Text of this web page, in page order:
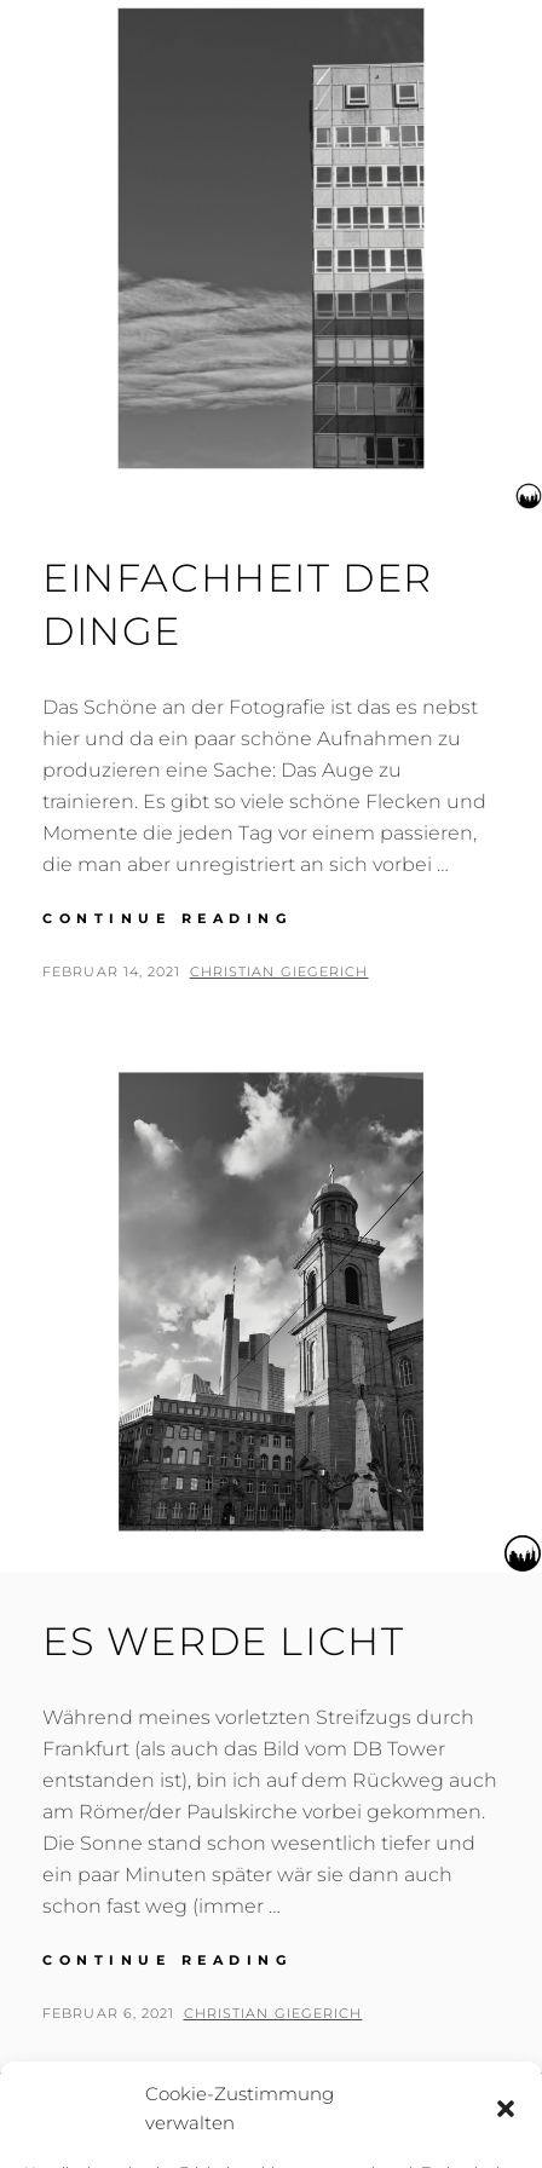
Cookie-Zustimmung
verwalten
EINFACHHEIT DER
DINGE
Das Schöne an der Fotografie ist das es nebst
hier und da ein paar schöne Aufnahmen zu
produzieren eine Sache: Das Auge zu
trainieren. Es gibt so viele schöne Flecken und
Momente die jeden Tag vor einem passieren,
die man aber unregistriert an sich vorbei …
CONTINUE READING
DINGE
POSTED
FEBRUAR 14, 2021 BY
CHRISTIAN GIEGERICH
ES WERDE LICHT
Während meines vorletzten Streifzugs durch
Frankfurt (als auch das Bild vom DB Tower
entstanden ist), bin ich auf dem Rückweg auch
am Römer/der Paulskirche vorbei gekommen.
Die Sonne stand schon wesentlich tiefer und
ein paar Minuten später wär sie dann auch
schon fast weg (immer …
CONTINUE READING
LICHT
POSTED
FEBRUAR 6, 2021 BY
CHRISTIAN GIEGERICH